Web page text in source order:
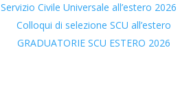
Servizio Civile Universale all’estero 2026
Colloqui di selezione SCU all’estero
GRADUATORIE SCU ESTERO 2026